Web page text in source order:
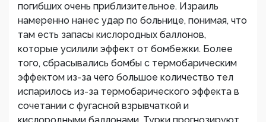
погибших очень приблизительное. Израиль
намеренно нанес удар по больнице, понимая, что
там есть запасы кислородных баллонов,
которые усилили эффект от бомбежки. Более
того, сбрасывались бомбы с термобарическим
эффектом из-за чего большое количество тел
испарилось из-за термобарического эффекта в
сочетании с фугасной взрывчаткой и